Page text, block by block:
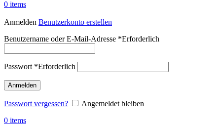
0 items
Anmelden Benutzerkonto erstellen
Benutzername oder E-Mail-Adresse *Erforderlich
Passwort *Erforderlich
Anmelden
Passwort vergessen?
Angemeldet bleiben
0 items